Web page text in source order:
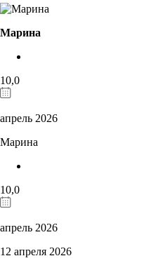
Марина
10,0
апрель 2026
Марина
10,0
апрель 2026
12 апреля 2026